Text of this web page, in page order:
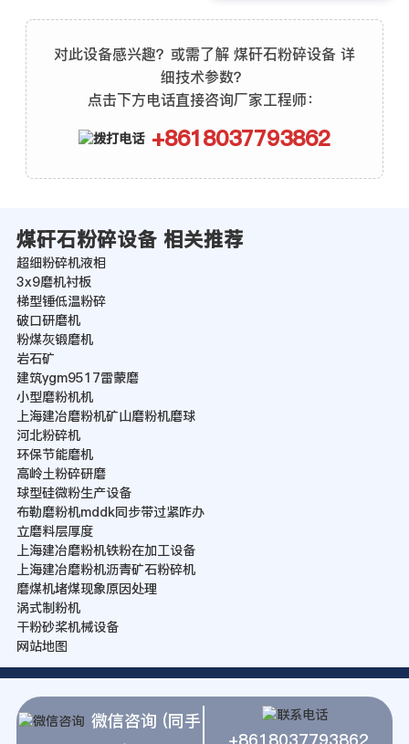
对此设备感兴趣？或需了解 煤矸石粉碎设备 详
细技术参数？
点击下方电话直接咨询厂家工程师：
+8618037793862
煤矸石粉碎设备 相关推荐
超细粉碎机液相
3x9磨机衬板
梯型锤低温粉碎
破口研磨机
粉煤灰锻磨机
岩石矿
建筑ygm9517雷蒙磨
小型磨粉机机
上海建冶磨粉机矿山磨粉机磨球
河北粉碎机
环保节能磨机
高岭土粉碎研磨
球型硅微粉生产设备
布勒磨粉机mddk同步带过紧咋办
立磨料层厚度
上海建冶磨粉机铁粉在加工设备
上海建冶磨粉机沥青矿石粉碎机
磨煤机堵煤现象原因处理
涡式制粉机
干粉砂桨机械设备
网站地图
微信咨询 (同手